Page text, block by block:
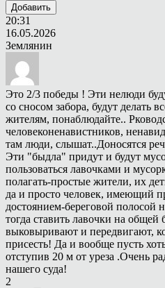
Добавить
20:31
16.05.2026
Землянин
Это 2/3 победы ! Эти нелюди
со сносом забора, будут делать
жителям, понаблюдайте..
человеконенавистников,
там люди, слышат..Доносятся
Эти "быдла" придут и будут
пользоваться лавочками и
полагать-простые жители, их
да и просто человек, имеющий
достоянием-береговой
тогда ставить лавочки на общей
выковыривают и передвигают,
присесть! Да и вообще пусть
отступив 20 м от уреза .Очень
нашего суда!
2